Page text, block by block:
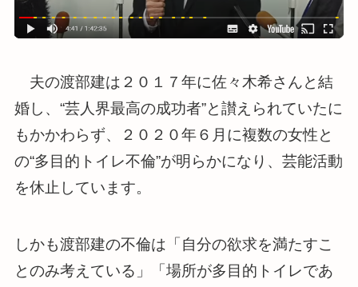
夫の渡部建は２０１７年に佐々木希さんと結
婚し、“芸人界最高の成功者”と讃えられていたに
もかかわらず、２０２０年６月に複数の女性と
の“多目的トイレ不倫”が明らかになり、芸能活動
を休止しています。
しかも渡部建の不倫は「自分の欲求を満たすこ
とのみ考えている」「場所が多目的トイレであ